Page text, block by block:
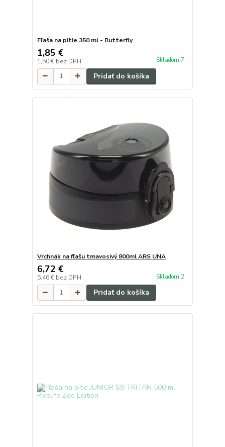
Fľaša na pitie 350 ml - Butterfly
1,85 €
1,50 € bez DPH Skladom 7
Pridať do košíka
Vrchnák na fľašu tmavosivý 800ml ARS UNA
6,72 €
5,46 € bez DPH Skladom 2
Pridať do košíka